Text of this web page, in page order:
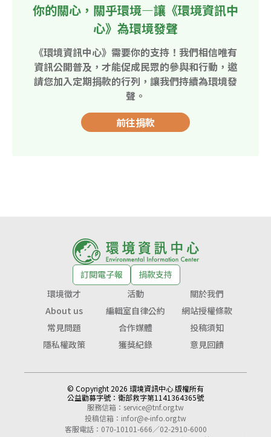
你的關心，關乎環境—讓《環境資訊中
心》為環境發聲
《環境資訊中心》需要你的支持！我們相信唯有
資訊公開普及，才能促成民眾的參與和行動，邀
請您加入定期捐款的行列，讓我們持續為環境發
聲。
前往捐款
訂閱電子報
捐款支持
環境徵才
活動
關於我們
About us
編輯室自律公約
網站授權條款
常見問題
合作媒體
投稿須知
隱私權政策
獲獎紀錄 意見回饋
© Copyright 2026 環境資訊中心 版權所有
公益勸募字號： 衛部救字第1141364365號
服務信箱： service@tnf.org.tw
投稿信箱： infor@e-info.org.tw
客服電話：070-10101-666／02-2910-6000